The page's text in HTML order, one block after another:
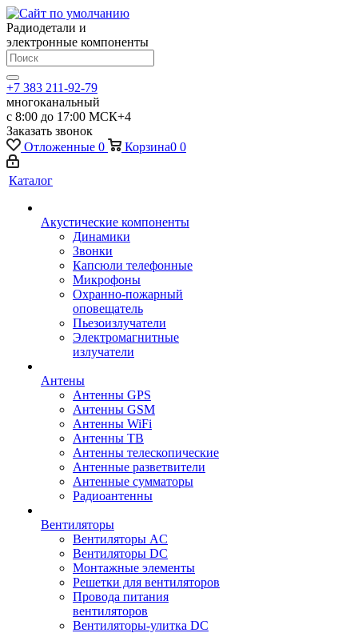
Радиодетали и
электронные компоненты
+7 383 211-92-79
многоканальный
с 8:00 до 17:00 МСК+4
Заказать звонок
Отложенные 0 Корзина0 0
Каталог
Акустические компоненты
Динамики
Звонки
Капсюли телефонные
Микрофоны
Охранно-пожарный
оповещатель
Пьезоизлучатели
Электромагнитные
излучатели
Антены
Антенны GPS
Антенны GSM
Антенны WiFi
Антенны ТВ
Антенны телескопические
Антенные разветвители
Антенные сумматоры
Радиоантенны
Вентиляторы
Вентиляторы AC
Вентиляторы DC
Монтажные элементы
Решетки для вентиляторов
Провода питания
вентиляторов
Вентиляторы-улитка DC